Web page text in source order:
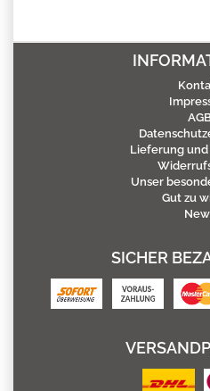
Lieferung
Unser
Gut zu
SICHER